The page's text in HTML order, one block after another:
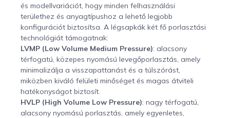
és modellvariációt, hogy minden felhasználási
területhez és anyagtípushoz a lehető legjobb
konfigurációt biztosítsa. A légsapkák két fő porlasztási
technológiát támogatnak:
LVMP (Low Volume Medium Pressure): alacsony
térfogatú, közepes nyomású levegőporlasztás, amely
minimalizálja a visszapattanást és a túlszórást,
miközben kiváló felületi minőséget és magas átviteli
hatékonyságot biztosít.
HVLP (High Volume Low Pressure): nagy térfogatú,
alacsony nyomású porlasztás, amely egyenletes,